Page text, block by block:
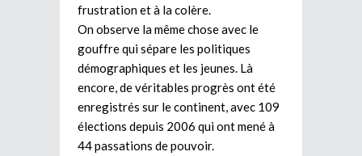
frustration et à la colère.
On observe la même chose avec le
gouffre qui sépare les politiques
démographiques et les jeunes. Là
encore, de véritables progrès ont été
enregistrés sur le continent, avec 109
élections depuis 2006 qui ont mené à
44 passations de pouvoir.